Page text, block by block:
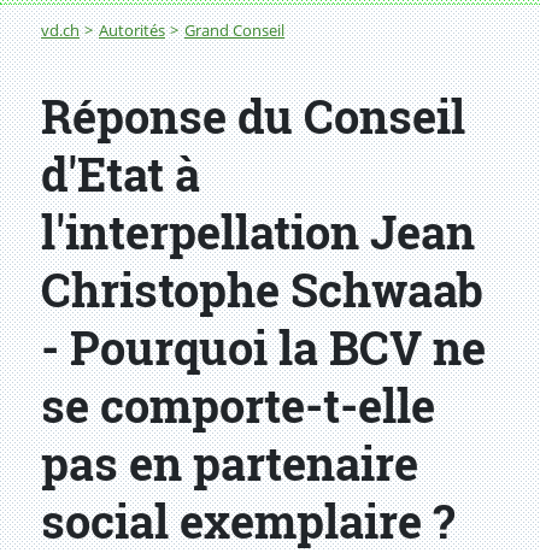
Fil d'Ariane
vd.ch Autorités Grand Conseil
Réponse du Conseil
d'Etat à
l'interpellation Jean
Christophe Schwaab
- Pourquoi la BCV ne
se comporte-t-elle
pas en partenaire
social exemplaire ?